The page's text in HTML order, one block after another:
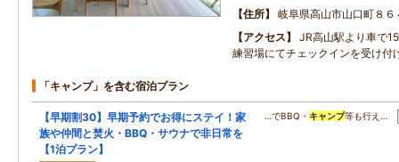
住所
岐阜県高山市山口町８６
アクセス
JR高山駅より車で
練習場にてチェックインを受け付
「キャンプ」を含む宿泊プラン
【早期割30】早期予約でお得にステイ！家
族や仲間と焚火・BBQ・サウナで非日常を
【1泊プラン】
…でBBQ・ キャンプ等も行え…